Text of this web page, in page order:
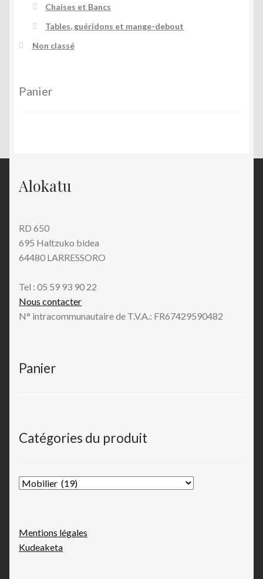
Chaises et Bancs
Tables, guéridons et mange-debout
Non classé
Panier
Alokatu
RD 650
695 Haltzuko bidea
64480 LARRESSORO
Tel : 05 59 93 90 22
Nous contacter
N° intracommunautaire de T.V.A.: FR67429590482
Panier
Catégories du produit
Mentions légales
Kudeaketa